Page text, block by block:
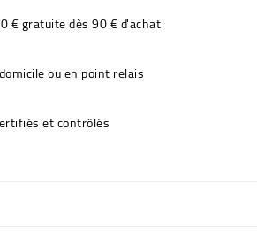
€ gratuite dès 90 € d'achat
ou en point relais
et contrôlés